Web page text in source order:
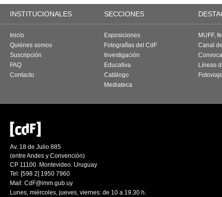
INSTITUCIONALES SECCIONES
Inicio
Quiénes somos
Suscripción
FAQ
Contacto
Exposiciones
Fotografías del CdF
Investigación
Educativa
Catálogo
Mediateca
MUFF,
Canal
Líneas
Av. 18 de Julio 885
(entre Andes y Convención)
CP 11100. Montevideo. Uruguay
Tel: [598 2] 1950 7960
Mail: CdF@imm.gub.uy
Lunes, miércoles, jueves, viernes: de 10 a 19.30 h.